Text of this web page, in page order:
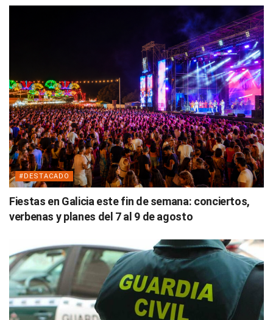
#DESTACADO
Fiestas en Galicia este fin de semana: conciertos,
verbenas y planes del 7 al 9 de agosto